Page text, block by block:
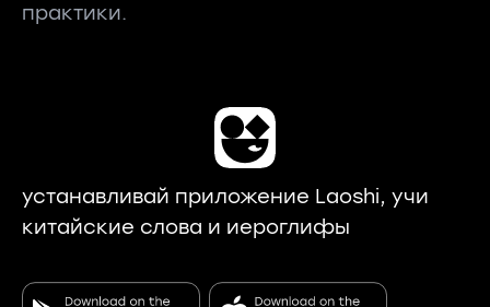
практики.
устанавливай приложение Laoshi, учи
китайские слова и иероглифы